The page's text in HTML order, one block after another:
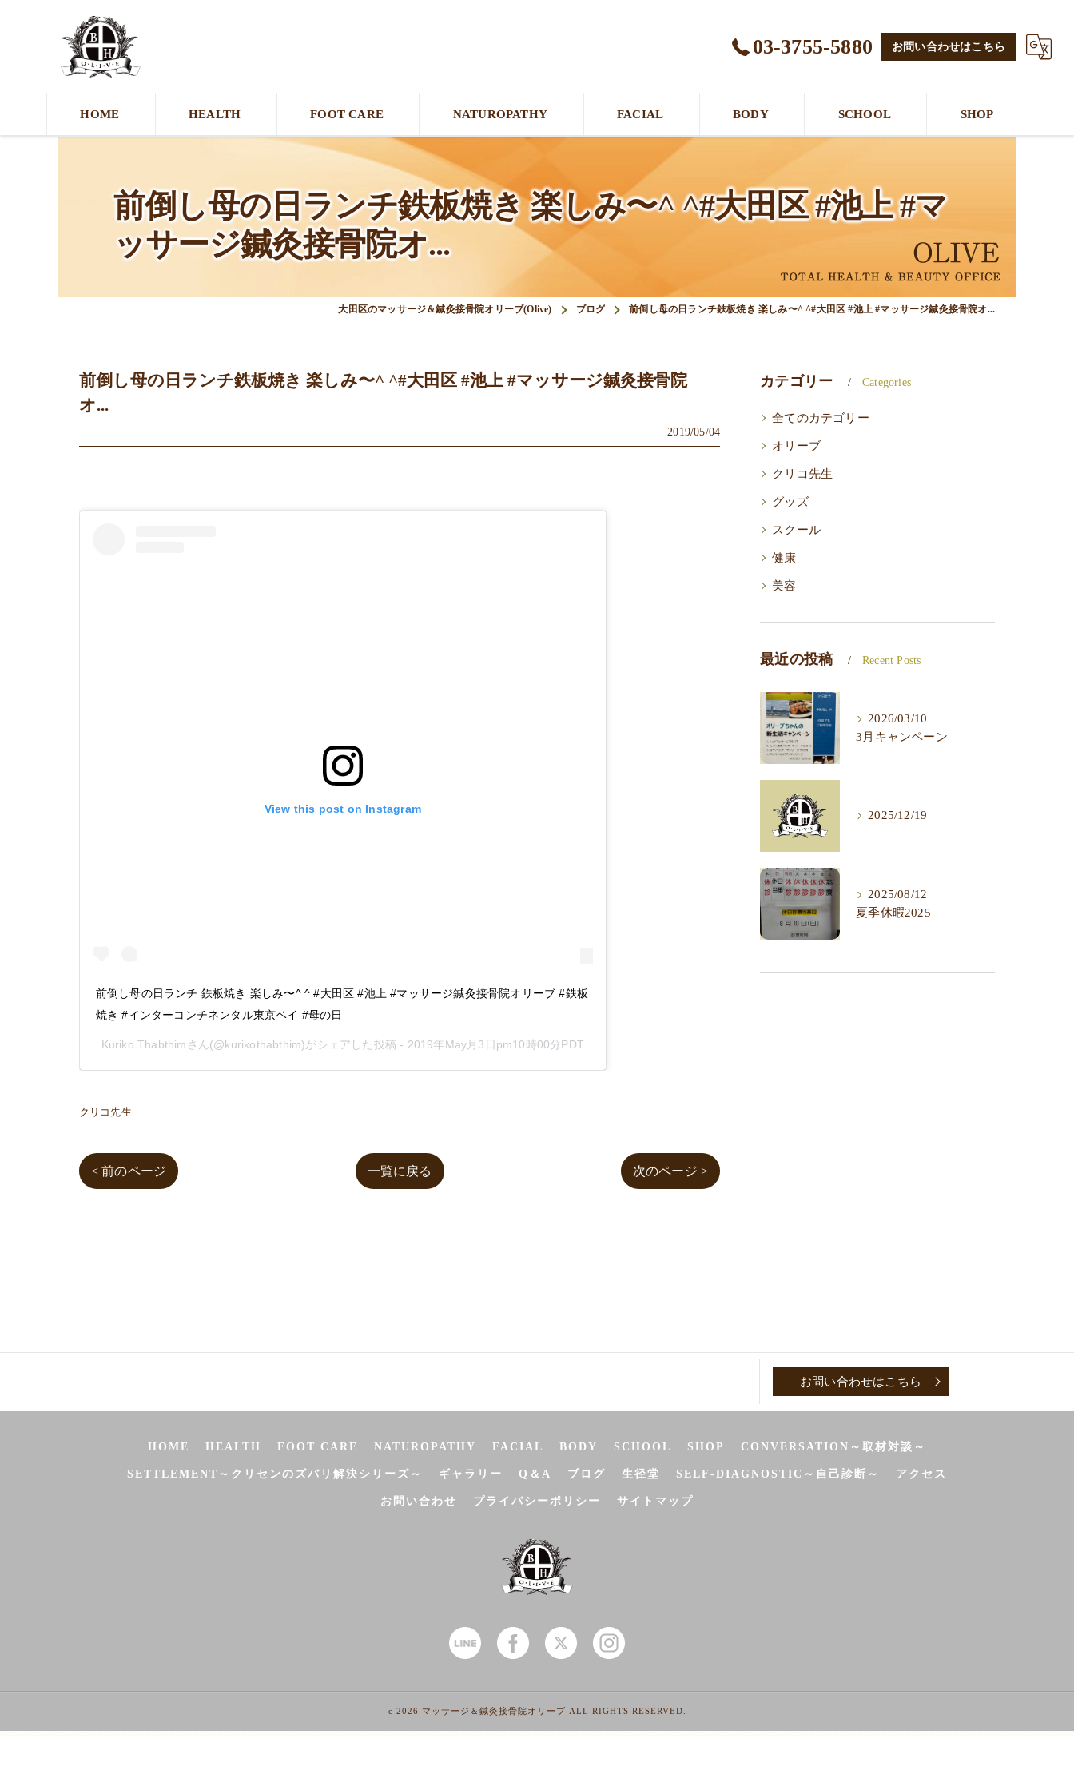
03-3755-5880 お問い合わせはこちら
HOME HEALTH FOOT CARE NATUROPATHY FACIAL BODY SCHOOL SHOP
前倒し母の日ランチ鉄板焼き 楽しみ〜^ ^#大田区 #池上 #マ
ッサージ鍼灸接骨院オ...
大田区のマッサージ＆鍼灸接骨院オリーブ(Olive) ブログ 前倒し母の日ランチ鉄板焼き 楽しみ〜^ ^#大田区 #池上 #マッサージ鍼灸接骨院オ...
前倒し母の日ランチ鉄板焼き 楽しみ〜^ ^#大田区 #池上 #マッサージ鍼灸接骨院
オ...
2019/05/04
View this post on Instagram
前倒し母の日ランチ 鉄板焼き 楽しみ〜^ ^ #大田区 #池上 #マッサージ鍼灸接骨院オリーブ #鉄板
焼き #インターコンチネンタル東京ベイ #母の日
Kuriko Thabthim さん(@kurikothabthim)がシェアした投稿 - 2019年May月3日pm10時00分PDT
クリコ先生
< 前のページ 一覧に戻る 次のページ >
カテゴリー Categories
全てのカテゴリー
オリーブ
クリコ先生
グッズ
スクール
健康
美容
最近の投稿 Recent Posts
2026/03/10
3月キャンペーン
2025/12/19
2025/08/12
夏季休暇2025
お問い合わせはこちら
HOME HEALTH FOOT CARE NATUROPATHY FACIAL BODY SCHOOL SHOP CONVERSATION～取材対談～
SETTLEMENT～クリセンのズバリ解決シリーズ～ ギャラリー Q＆A ブログ 生径堂 SELF-DIAGNOSTIC～自己診断～ アクセス
お問い合わせ プライバシーポリシー サイトマップ
c 2026 マッサージ＆鍼灸接骨院オリーブ ALL RIGHTS RESERVED.